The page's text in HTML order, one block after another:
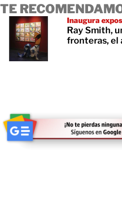
TE
Inaugura
Ray Smith,
fronteras, el